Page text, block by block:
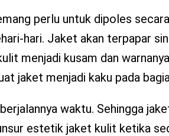
perlu untuk dipoles
hari. Jaket akan terpapar
menjadi kusam dan
jaket menjadi kaku pada
waktu. Sehingga
estetik jaket kulit ketika